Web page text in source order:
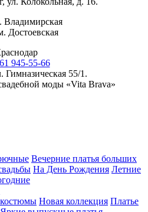
Владимирская
Достоевская
945-55-66
Гимназическая 55/1.
моды «Vita Brava»
Вечерние платья больших
На День Рождения Летние
Новая коллекция Платье